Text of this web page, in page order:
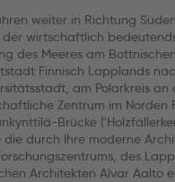
weiter in Richtung
der wirtschaftlich
des Meeres am
Finnisch Lapplands
am Polarkreis an
Zentrum im Norden
Brücke
die durch Ihre moderne
des
Architekten Alvar Aalto